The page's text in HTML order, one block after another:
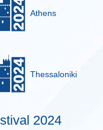
Athens
Thessaloniki
2024